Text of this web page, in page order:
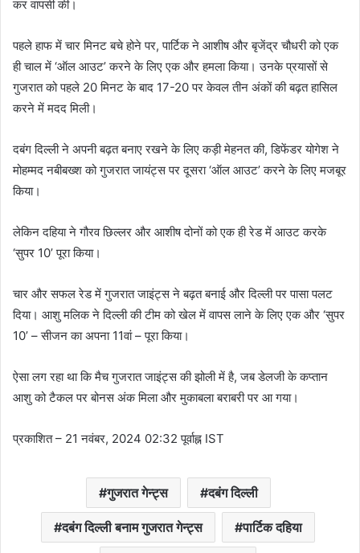
कर वापसी की।
पहले हाफ में चार मिनट बचे होने पर, पार्टिक ने आशीष और बृजेंद्र चौधरी को एक
ही चाल में ‘ऑल आउट’ करने के लिए एक और हमला किया। उनके प्रयासों से
गुजरात को पहले 20 मिनट के बाद 17-20 पर केवल तीन अंकों की बढ़त हासिल
करने में मदद मिली।
दबंग दिल्ली ने अपनी बढ़त बनाए रखने के लिए कड़ी मेहनत की, डिफेंडर योगेश ने
मोहम्मद नबीबख्श को गुजरात जायंट्स पर दूसरा ‘ऑल आउट’ करने के लिए मजबूर
किया।
लेकिन दहिया ने गौरव छिल्लर और आशीष दोनों को एक ही रेड में आउट करके
‘सुपर 10’ पूरा किया।
चार और सफल रेड में गुजरात जाइंट्स ने बढ़त बनाई और दिल्ली पर पासा पलट
दिया। आशु मलिक ने दिल्ली की टीम को खेल में वापस लाने के लिए एक और ‘सुपर
10’ – सीजन का अपना 11वां – पूरा किया।
ऐसा लग रहा था कि मैच गुजरात जाइंट्स की झोली में है, जब डेलजी के कप्तान
आशु को टैकल पर बोनस अंक मिला और मुकाबला बराबरी पर आ गया।
प्रकाशित– 21 नवंबर, 2024 02:32 पूर्वाह्न IST
गुजरात गेन्ट्स दबंग दिल्ली
दबंग दिल्ली बनाम गुजरात गेन्ट्स पार्टिक दहिया